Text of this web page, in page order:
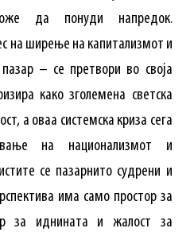
да понуди напредок.
на ширење на капитализмот и
– се претвори во своја
како зголемена светска
а оваа системска криза сега
на национализмот и
се пазарнито судрени и
има само простор за
за иднината и жалост за